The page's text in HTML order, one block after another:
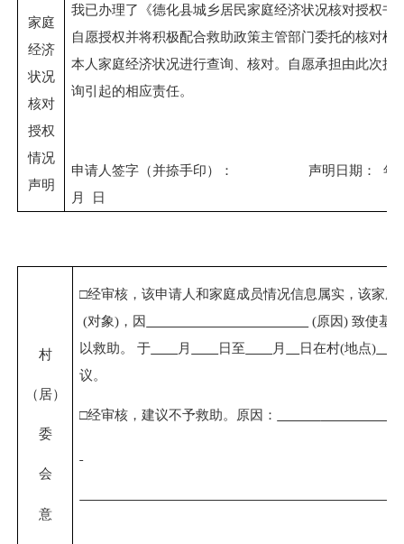
家庭
经济
状况
核对
授权
情况
声明
我已办理了《德化县城乡居民家庭经济状况核对授权书
自愿授权并将积极配合救助政策主管部门委托的核对机
本人家庭经济状况进行查询、核对。自愿承担由此次授
询引起的相应责任。
申请人签字（并捺手印）： 声明日期：
月
日
村
（居）
委
会
意
□经审核，该申请人和家庭成员情况信息属实，该家庭
(对象) ，因 (原因)致使基
以救助。
于 月 日至 月 日在村(地点)
议。
□经审核，建议不予救助。原因：